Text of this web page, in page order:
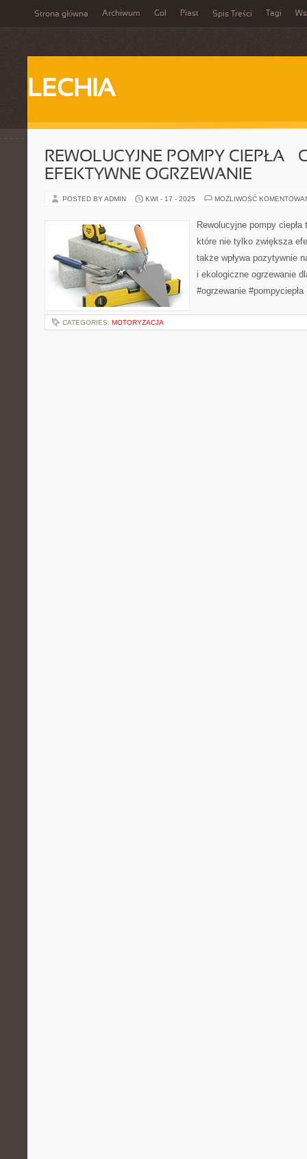
Strona główna Archiwum Gol Piast Spis Treści Tagi
LECHIA
REWOLUCYJNE POMPY CIEPŁA –
EFEKTYWNE OGRZEWANIE
POSTED BY ADMIN KWI - 17 - 2025 MOŻLIWOŚĆ
Rewolucyjne pompy
które nie tylko zwiększa
także wpływa pozytywnie
i ekologiczne ogrzewanie
#ogrzewanie #pompyciepła
CATEGORIES: MOTORYZACJA